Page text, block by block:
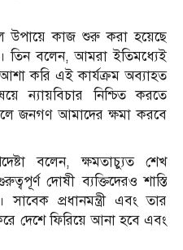
উপায়ে কাজ শুরু করা হয়েছে
তিন বলেন, আমরা ইতিমধ্যেই
করি এই কার্যক্রম অব্যাহত
ন্যায়বিচার নিশ্চিত করতে
জনগণ আমাদের ক্ষমা করবে
বলেন, ক্ষমতাচ্যুত শেখ
দোষী ব্যক্তিদেরও শাস্তি
প্রধানমন্ত্রী এবং তার
দেশে ফিরিয়ে আনা হবে এবং